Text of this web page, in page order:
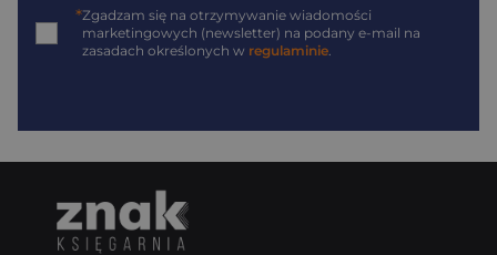
*Zgadzam się na otrzymywanie wiadomości
marketingowych (newsletter) na podany e-mail na
zasadach określonych w regulaminie